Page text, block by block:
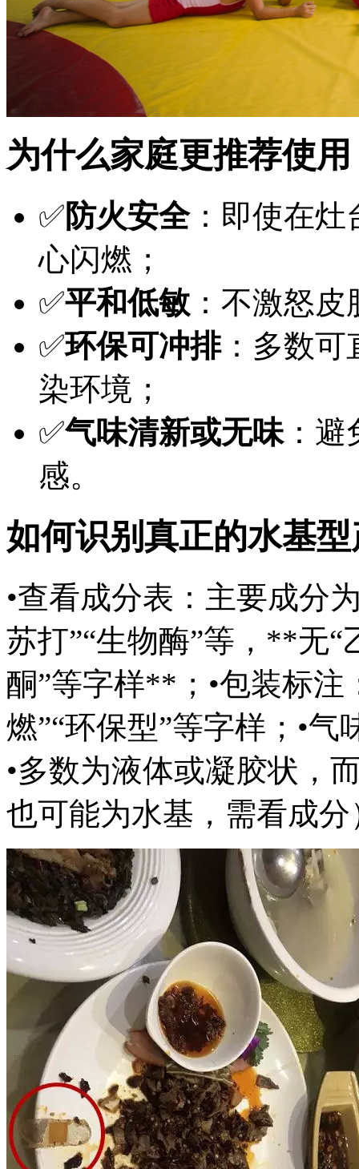
为什么家庭更推荐使用
✅防火安全：即使在灶
心闪燃；
✅平和低敏 ：不激怒
✅环保可冲排：多数可
染环境；
✅气味清新或无味：避
感。
如何识别真正的水基
•查看成分表：主要成分
苏打”“生物酶”等，**无“
酮”等字样**；•包装标注
燃”“环保型”等字样；•
•多数为液体或凝胶状，
也可能为水基，需看成分